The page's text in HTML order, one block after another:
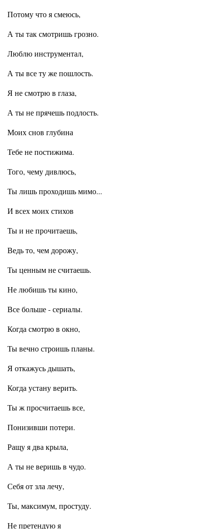
Потому что я смеюсь,
А ты так смотришь грозно.
Люблю инструментал,
А ты все ту же пошлость.
Я не смотрю в глаза,
А ты не прячешь подлость.
Моих снов глубина
Тебе не постижима.
Того, чему дивлюсь,
Ты лишь проходишь мимо...
И всех моих стихов
Ты и не прочитаешь,
Ведь то, чем дорожу,
Ты ценным не считаешь.
Не любишь ты кино,
Все больше - сериалы.
Когда смотрю в окно,
Ты вечно строишь планы.
Я откажусь дышать,
Когда устану верить.
Ты ж просчитаешь все,
Понизивши потери.
Ращу я два крыла,
А ты не веришь в чудо.
Себя от зла лечу,
Ты, максимум, простуду.
Не претендую я